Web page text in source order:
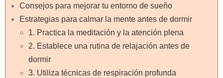
Consejos para mejorar tu entorno de sueño
Estrategias para calmar la mente antes de dormir
1. Practica la meditación y la atención plena
2. Establece una rutina de relajación antes de
dormir
3. Utiliza técnicas de respiración profunda